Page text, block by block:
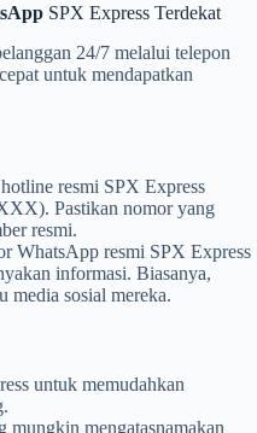
SPX Express Terdekat
24/7 melalui telepon
untuk mendapatkan
resmi SPX Express
Pastikan nomor yang
resmi.
WhatsApp resmi SPX Express
informasi. Biasanya,
media sosial mereka.
untuk memudahkan
mengatasnamakan